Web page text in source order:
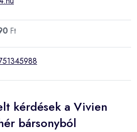
Ft
kérdések a Vivien
bársonyból